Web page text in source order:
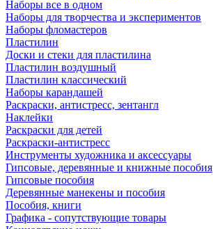
Наборы все в одном
Наборы для творчества и экспериментов
Наборы фломастеров
Пластилин
Доски и стеки для пластилина
Пластилин воздушный
Пластилин классический
Наборы карандашей
Раскраски, антистресс, зентангл
Наклейки
Раскраски для детей
Раскраски-антистресс
Инструменты художника и аксессуары
Гипсовые, деревянные и книжные пособия
Гипсовые пособия
Деревянные манекены и пособия
Пособия, книги
Графика - сопутствующие товары